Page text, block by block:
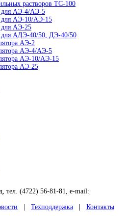
растворов ТС-100
для АЭ-4/АЭ-5
для АЭ-10/АЭ-15
для АЭ-25
для АДЭ-40/50, ДЭ-40/50
АЭ-2
АЭ-4/АЭ-5
АЭ-10/АЭ-15
АЭ-25
тел. (4722) 56-81-81, e-mail:
Техподдержка
Контакты